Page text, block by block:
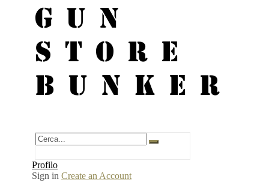
GUN
STORE
BUNKER
Profilo
Sign in Create an Account